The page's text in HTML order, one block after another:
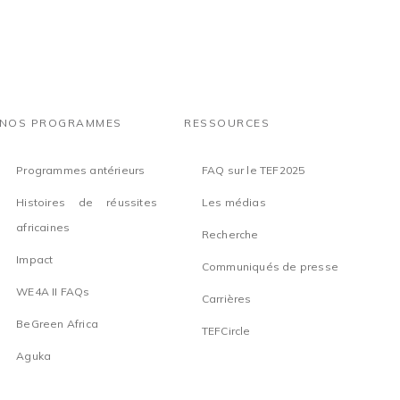
NOS PROGRAMMES
Programmes antérieurs
Histoires de réussites
africaines
Impact
WE4A II FAQs
BeGreen Africa
Aguka
RESSOURCES
FAQ sur le TEF2025
Les médias
Recherche
Communiqués de presse
Carrières
TEFCircle